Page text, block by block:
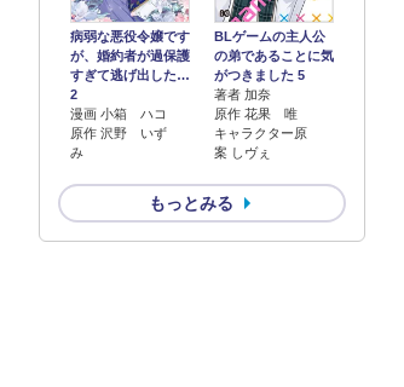
病弱な悪役令嬢です
が、婚約者が過保護
すぎて逃げ出した…
2
漫画 小箱 ハコ
原作 沢野 いず
み
BLゲームの主人公
の弟であることに気
がつきました 5
著者 加奈
原作 花果 唯
キャラクター原
案 しヴぇ
もっとみる